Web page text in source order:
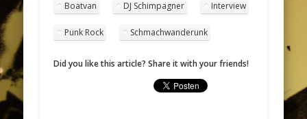
Boatvan DJ Schimpagner Interview
Punk Rock Schmachwanderunk
Did you like this article? Share it with your friends!